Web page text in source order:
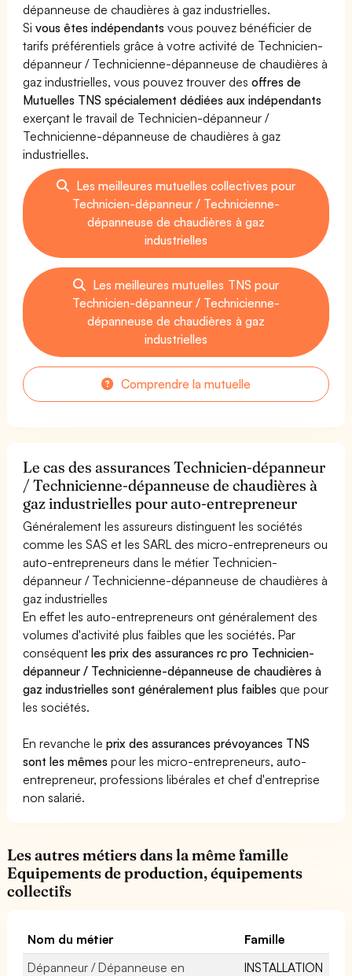
dépanneuse de chaudières à gaz industrielles.
Sivous êtes indépendants vous pouvez bénéficier de
tarifs préférentiels grâce à votre activité de Technicien-
dépanneur / Technicienne-dépanneuse de chaudières à
gaz industrielles, vous pouvez trouver desoffres de
Mutuelles TNS spécialement dédiées aux indépendants
exerçant le travail de Technicien-dépanneur /
Technicienne-dépanneuse de chaudières à gaz
industrielles.
Les meilleures mutuelles collectives pour
Technicien-dépanneur / Technicienne-
dépanneuse de chaudières à gaz
industrielles
Les meilleures mutuelles TNS pour
Technicien-dépanneur / Technicienne-
dépanneuse de chaudières à gaz
industrielles
Comprendre la mutuelle
Le cas des assurances Technicien-dépanneur
/ Technicienne-dépanneuse de chaudières à
gaz industrielles pour auto-entrepreneur
Généralement les assureurs distinguent les sociétés
comme les SAS et les SARL des micro-entrepreneurs ou
auto-entrepreneurs dans le métier Technicien-
dépanneur / Technicienne-dépanneuse de chaudières à
gaz industrielles
En effet les auto-entrepreneurs ont généralement des
volumes d'activité plus faibles que les sociétés. Par
conséquentles prix des assurances rc pro Technicien-
dépanneur / Technicienne-dépanneuse de chaudières à
gaz industrielles sont généralement plus faibles que pour
les sociétés.
En revanche leprix des assurances prévoyances TNS
sont les mêmes pour les micro-entrepreneurs, auto-
entrepreneur, professions libérales et chef d'entreprise
non salarié.
Les autres métiers dans la même famille
Equipements de production, équipements
collectifs
Nom du métier
Famille
Dépanneur / Dépanneuse en
INSTALLATION